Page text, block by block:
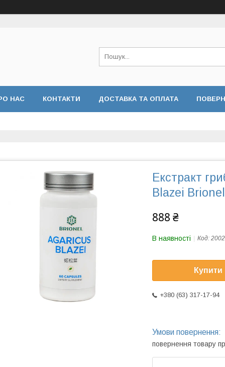
НАС КОНТАКТИ ДОСТАВКА ТА ОПЛАТА
Екстракт
Blazei
888 ₴
В наявності Код:
Купити
+380 (63) 317-17-94
повернення товару